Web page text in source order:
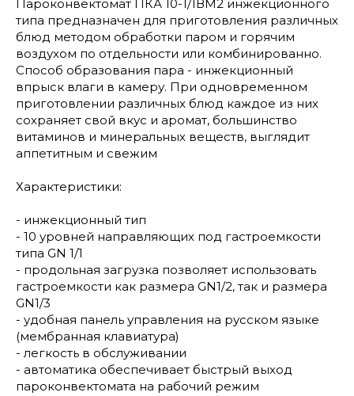
Пароконвектомат ПКА 10-1/1ВМ2 инжекционного
типа предназначен для приготовления различных
блюд методом обработки паром и горячим
воздухом по отдельности или комбинированно.
Способ образования пара - инжекционный
впрыск влаги в камеру. При одновременном
приготовлении различных блюд каждое из них
сохраняет свой вкус и аромат, большинство
витаминов и минеральных веществ, выглядит
аппетитным и свежим
Характеристики:
- инжекционный тип
- 10 уровней направляющих под гастроемкости
типа GN 1/1
- продольная загрузка позволяет использовать
гастроемкости как размера GN1/2, так и размера
GN1/3
- удобная панель управления на русском языке
(мембранная клавиатура)
- легкость в обслуживании
- автоматика обеспечивает быстрый выход
пароконвектомата на рабочий режим